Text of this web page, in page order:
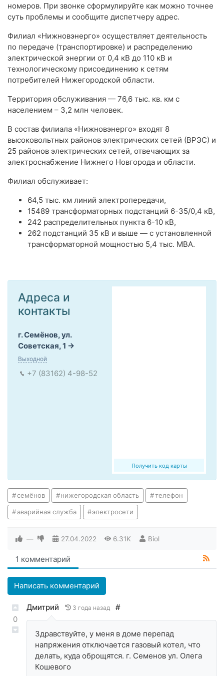
номеров. При звонке сформулируйте как можно точнее
суть проблемы и сообщите диспетчеру адрес.
Филиал «Нижновэнерго» осуществляет деятельность
по передаче (транспортировке) и распределению
электрической энергии от 0,4 кВ до 110 кВ и
технологическому присоединению к сетям
потребителей Нижегородской области.
Территория обслуживания — 76,6 тыс. кв. км с
населением – 3,2 млн человек.
В состав филиала «Нижновэнерго» входят 8
высоковольтных районов электрических сетей (ВРЭС) и
25 районов электрических сетей, отвечающих за
электроснабжение Нижнего Новгорода и области.
Филиал обслуживает:
64,5 тыс. км линий электропередачи,
15489 трансформаторных подстанций 6-35/0,4 кВ,
242 распределительных пункта 6-10 кВ,
262 подстанций 35 кВ и выше — с установленной
трансформаторной мощностью 5,4 тыс. МВА.
Получить код карты
Адреса и
контакты
г. Семёнов, ул.
Советская, 1
Выходной
+7 (83162) 4-98-52
семёнов нижегородская область телефон
аварийная служба электросети
— 27.04.2022 6.31K Biol
1 комментарий
Написать комментарий
0
Дмитрий 3 года назад #
Здравствуйте, у меня в доме перепад
напряжения отключается газовый котел, что
делать, куда оброщятся. г. Семенов ул. Олега
Кошевого